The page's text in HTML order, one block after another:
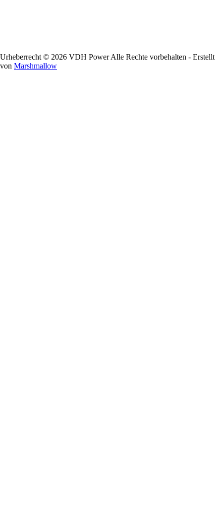
Urheberrecht © 2026 VDH Power Alle Rechte vorbehalten - Erstellt
von Marshmallow